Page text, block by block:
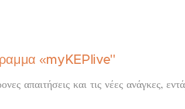
«myKEPlive"
απαιτήσεις και τις νέες ανάγκες,